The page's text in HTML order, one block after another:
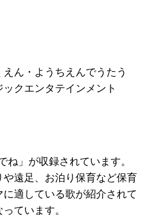
ん・ようちえんでうたう
クエンタテインメント
ね」が収録されています。
遠足、お泊り保育など保育
適している歌が紹介されて
ています。